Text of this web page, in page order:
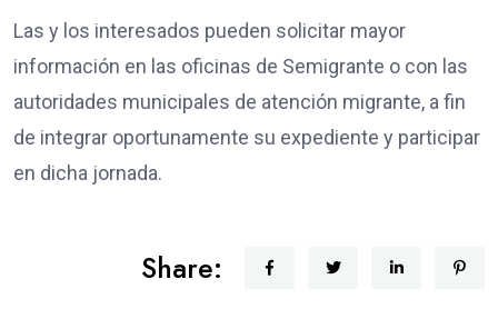
Las y los interesados pueden solicitar mayor
información en las oficinas de Semigrante o con las
autoridades municipales de atención migrante, a fin
de integrar oportunamente su expediente y participar
en dicha jornada.
Share: